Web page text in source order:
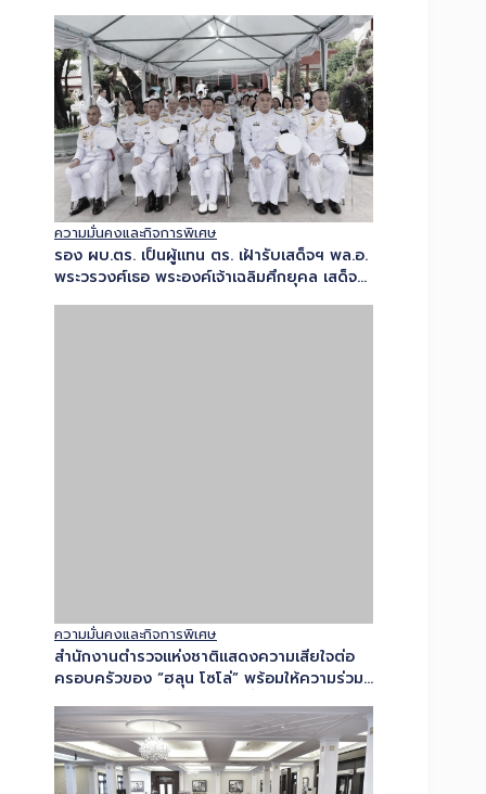
กว่า 1,580 เครือข่าย ยึดยาบ้า…
ความมั่นคงและกิจการพิเศษ
รอง ผบ.ตร. เป็นผู้แทน ตร. เฝ้ารับเสด็จฯ พล.อ.
พระวรวงศ์เธอ พระองค์เจ้าเฉลิมศึกยุคล เสด็จ
ครอบครัวของ “ฮลุน โซโล่” พร้อมให้ความร่วม
มือกับหน่วยงานที่เกี่ยวข้อง เพื่อให้การดำเนิน
การตรวจพิสูจน์เป็นไปอย่างรอบคอบ โปร่งใส…